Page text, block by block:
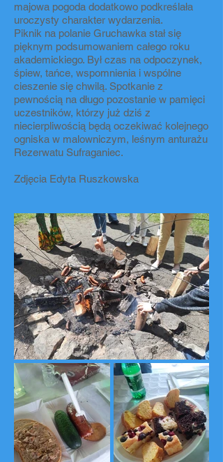
majowa pogoda dodatkowo podkreślała
uroczysty charakter wydarzenia.
Piknik na polanie Gruchawka stał się
pięknym podsumowaniem całego roku
akademickiego. Był czas na odpoczynek,
śpiew, tańce, wspomnienia i wspólne
cieszenie się chwilą. Spotkanie z
pewnością na długo pozostanie w pamięci
uczestników, którzy już dziś z
niecierpliwością będą oczekiwać kolejnego
ogniska w malowniczym, leśnym anturażu
Rezerwatu Sufraganiec.
Zdjęcia Edyta Ruszkowska